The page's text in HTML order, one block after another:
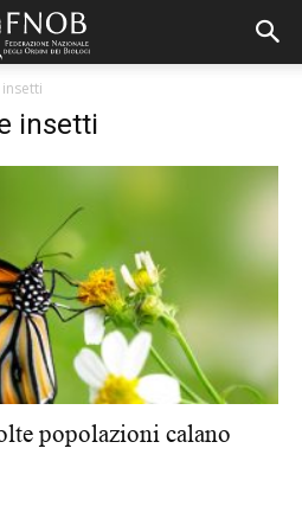
insetti
popolazioni calano